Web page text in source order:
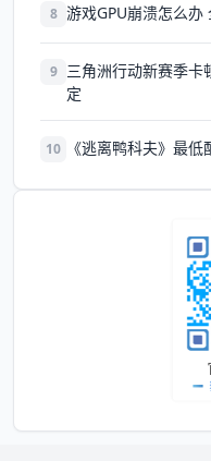
8 游戏GPU崩溃怎么
9 三角洲行动新赛季
定
10 《逃离鸭科夫》最低